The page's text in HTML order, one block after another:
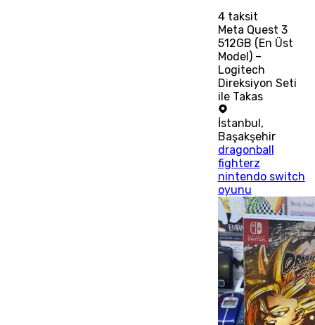
4taksit
Meta Quest 3
512GB (En Üst
Model) –
Logitech
Direksiyon Seti
ile Takas
İstanbul ,
Başakşehir
dragonball
fighterz
nintendo switch
oyunu